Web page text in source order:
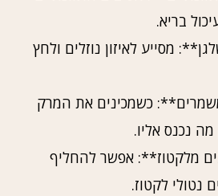
בריא.
מסייע לאיזון נוזלים ולחץ
כשמכינים את המרק
נכנס אליו.
מלקטוז**: אפשר להחליף
לקטוז.